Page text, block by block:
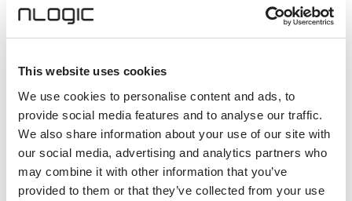
This website uses cookies
We use cookies to personalise content and ads, to
provide social media features and to analyse our traffic.
We also share information about your use of our site with
our social media, advertising and analytics partners who
may combine it with other information that you’ve
provided to them or that they’ve collected from your use
–«Bærekraft starter med de små valgene.
Hvordan vi reiser, hva vi kjøper inn, og
Samtidig ser vi at teknologien vi leverer kan
være en del av løsningen – ved å bidra til
mer bærekraftig infrastruktur og smartere
bruk av ressurser,»sier Bonesvoll.
Et felles løft i Norden